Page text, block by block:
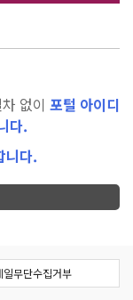
없이 포털 아이디
다.
니다.
일무단수집거부